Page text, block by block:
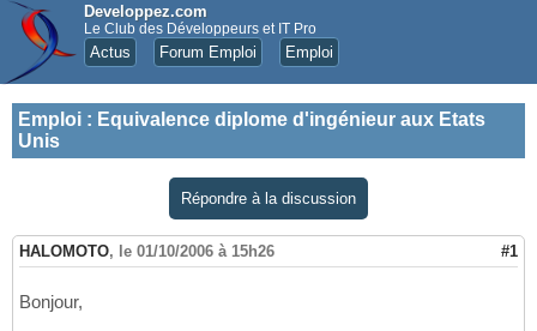
Developpez.com
Le Club des Développeurs et IT Pro
Actus Forum Emploi Emploi
Emploi : Equivalence diplome d'ingénieur aux Etats
Unis
Répondre à la discussion
HALOMOTO, le 01/10/2006 à 15h26 #1
Bonjour,